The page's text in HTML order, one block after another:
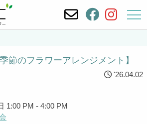
節のフラワーアレンジメント】
'26.04.02
1:00 PM - 4:00 PM